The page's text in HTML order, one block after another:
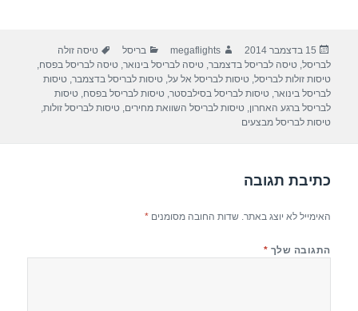
e
b
o
gr
a
m
s
A
p
e
פורסם
בתאריך
15 בדצמבר 2014 מחבר
megaflights קטגוריות
בריסל תגיות
טיסה זולה
לבריסל,טיסה לבריסל בדצמבר,טיסה לבריסל בינואר,טיסה לבריסל בפסח,
טיסות זולות לבריסל,טיסות לבריסל אל על,טיסות לבריסל בדצמבר,טיסות
לבריסל בינואר,טיסות לבריסל בסילבסטר,טיסות לבריסל בפסח,טיסות
לבריסל ברגע האחרון,טיסות לבריסל השוואת מחירים,טיסות לבריסל זולות,
טיסות לבריסל מבצעים
כתיבת תגובה
האימייל לא יוצג באתר. שדות החובה מסומנים*
התגובה שלך *